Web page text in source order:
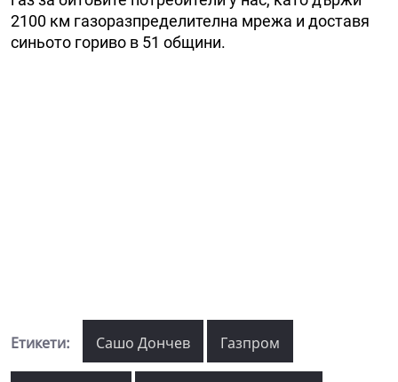
2100 км газоразпределителна мрежа и доставя
синьото гориво в 51 общини.
Етикети: Сашо Дончев Газпром